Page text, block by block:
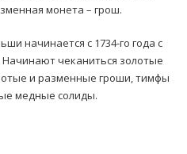
монета – грош.
начинается с 1734-го года с
Начинают чеканиться золотые
и разменные гроши, тимфы
медные солиды.